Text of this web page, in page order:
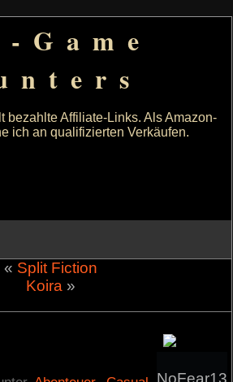
Game
bezahlte Affiliate-Links. Als Amazon-
ich an qualifizierten Verkäufen.
« Split Fiction
Koira »
NoFear13